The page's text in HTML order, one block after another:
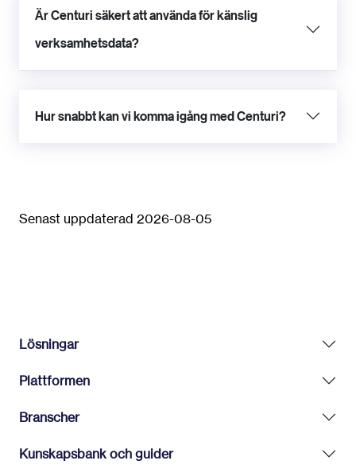
Är Centuri säkert att använda för känslig
verksamhetsdata?
Hur snabbt kan vi komma igång med Centuri?
Senast uppdaterad 2026-08-05
Lösningar
Plattformen
Branscher
Kunskapsbank och guider